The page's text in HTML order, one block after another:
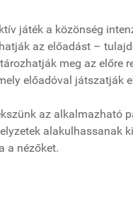
játék a közönség
az előadást –
meg az előre
előadóval játszatják
az alkalmazható
alakulhassanak
a nézőket.